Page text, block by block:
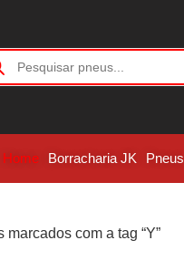
Home Borracharia JK Pneus
marcados com a tag “Y”